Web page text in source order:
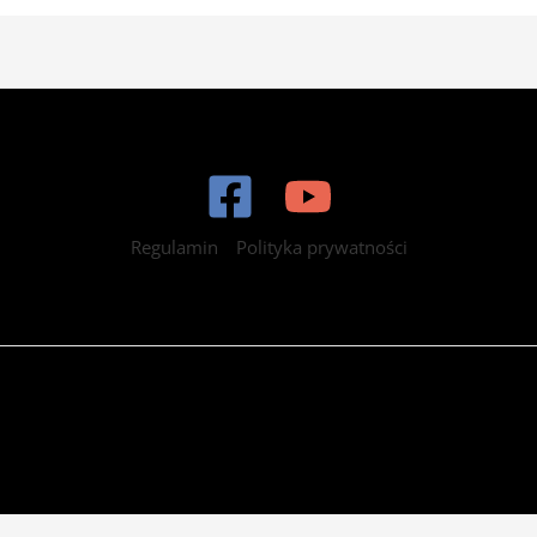
Regulamin Polityka prywatności